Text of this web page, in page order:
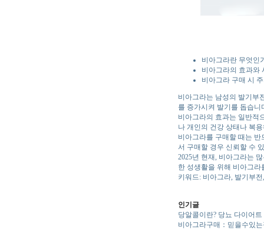
비아그라란 무엇인
비아그라의 효과와
비아그라 구매 시
비아그라는 남성의 발기부
를 증가시켜 발기를 돕습
비아그라의 효과는 일반적
나 개인의 건강 상태나 복
비아그라를 구매할 때는
서 구매할 경우 신뢰할 수
2025년 현재, 비아그라는
한 성생활을 위해 비아그
키워드: 비아그라, 발기부
인기글
당알콜이란? 당뇨 다이어
비아그라구매：믿을수있